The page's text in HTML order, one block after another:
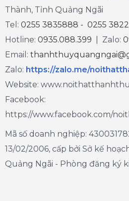
Thành, Tỉnh Quảng Ngãi
Tel: 0255 3835888 - 0255
Hotline: 0935.088.399 | Zalo:
Email:
Zalo: https://zalo.me/
Website:
Facebook:
https://www.facebook.com/
Mã số doanh nghiệp:
13/02/2006, cấp bởi Sở kế
Quảng Ngãi - Phòng đăng ký